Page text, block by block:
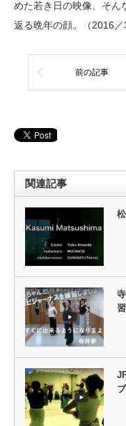
めた若き日の映像、そん
返る晩年の顔。（2016／
前の記事
関連記事